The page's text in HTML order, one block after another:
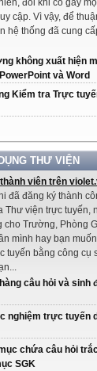
đôi khi có gây
cập. Vì vậy, để
hệ thống đã cung
không xuất hiện
và Word
Kiểm tra Trực
THƯ VIỆN
viên trên
đã đăng ký thành
Thư viện trực tuyến,
cho Trường, Phòng
mình hay bạn
tuyến bằng công cụ
câu hỏi và sinh
nghiệm trực tuyến
chứa câu hỏi
SGK